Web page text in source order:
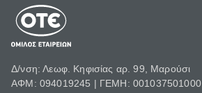
Δ/νση: Λεωφ. Κηφισίας αρ. 99, Μαρούσι
ΑΦΜ: 094019245 | ΓΕΜΗ: 001037501000